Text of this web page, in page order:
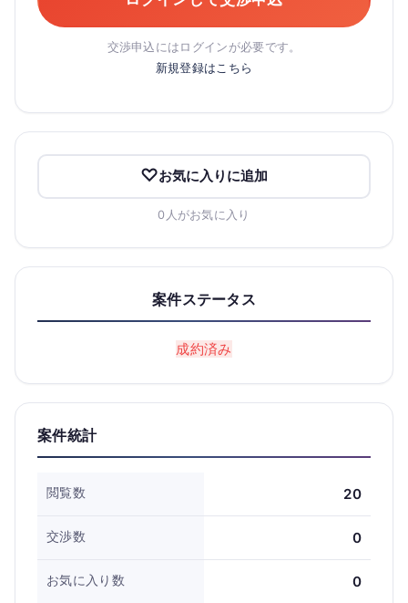
交渉申込にはログインが必要です。
新規登録はこちら
お気に入りに追加
0人がお気に入り
案件ステータス
成約済み
案件統計
閲覧数 20
交渉数 0
お気に入り数 0